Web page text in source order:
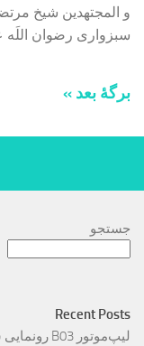
و المجتهدین شیخ
سبزواری رضوان اللَه
برگهٔ بعد »
جستجو
Recent Posts
لیپ‌موتور B03 رونمایی شد؛